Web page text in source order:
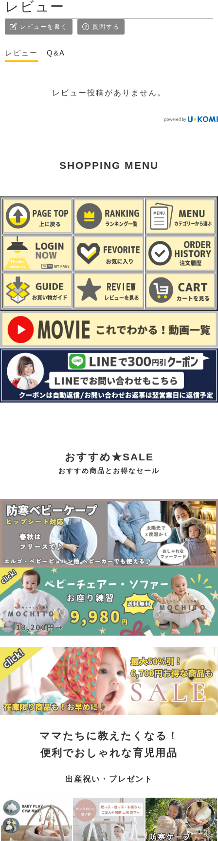
レビュー
レビューを書く 質問する
レビュー Q&A
レビュー投稿がありません。
SHOPPING MENU
おすすめ★SALE
おすすめ商品とお得なセール
ママたちに教えたくなる！
便利でおしゃれな育児用品
出産祝い・プレゼント